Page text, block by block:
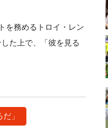
を務めるトロイ・レン
た上で、「彼を見る
」